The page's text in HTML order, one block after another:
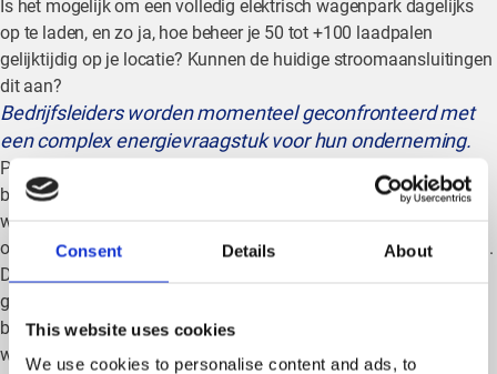
Consent Details About
This website uses cookies
We use cookies to personalise content and ads, to
Is het mogelijk om een volledig elektrisch wagenpark dagelijks
op te laden, en zo ja, hoe beheer je 50 tot +100 laadpalen
gelijktijdig op je locatie? Kunnen de huidige stroomaansluitingen
dit aan?
Bedrijfsleiders worden momenteel geconfronteerd met
een complex energievraagstuk voor hun onderneming.
Publieke laadpunten zijn vaak nog te duur voor werknemers, dat
beseffen bedrijven maar al te goed. Bovendien is er de wens om
werknemers het gemak te bieden van over een volledig
opgeladen batterij te beschikken aan het einde van hun werkdag.
De cruciale vraag is nu: hoe integreer je deze nieuwe
grootverbruikers in het bredere energiebeheer? Waar haal je de
benodigde stroom vandaan voor een uitgebreid elektrisch
wagenpark? Is er behoefte aan een zwaardere